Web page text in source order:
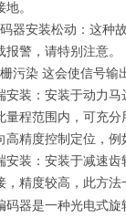
。
器安装松动：这种
报警，请特别注意。
污染 这会使信号输
安装：安装于动力
量程范围内，可充
高精度控制定位，
安装：安装于减速
，精度较高，此方
码器是一种光电式